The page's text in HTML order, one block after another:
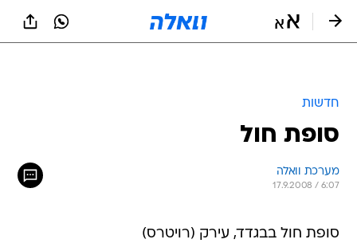
חדשות
סופת חול
מערכת וואלה
17.9.2008 / 6:07
סופת חול בבגדד, עירק (רויטרס)